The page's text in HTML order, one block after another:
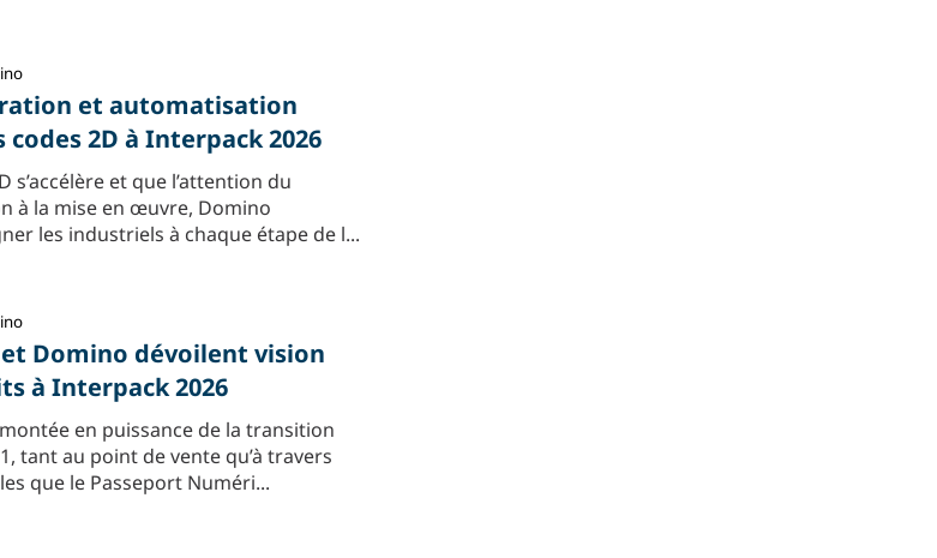
et automatisation
2D à Interpack 2026
s’accélère et que l’attention du
à la mise en œuvre, Domino
les industriels à chaque étape de l...
Domino dévoilent vision
à Interpack 2026
en puissance de la transition
tant au point de vente qu’à travers
que le Passeport Numéri...